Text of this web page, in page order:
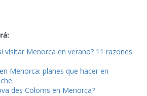
visitar Menorca en verano? 11 razones
Menorca: planes que hacer en
des Coloms en Menorca?